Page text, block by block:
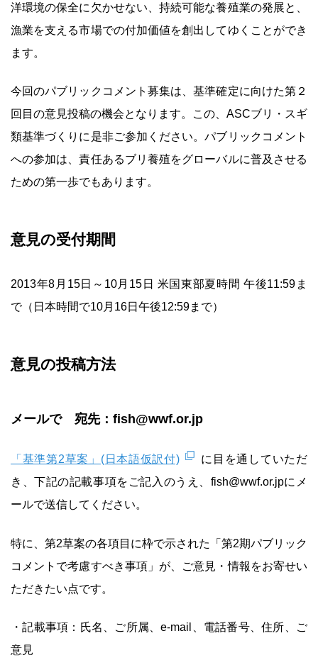
洋環境の保全に欠かせない、持続可能な養殖業の発展と、
漁業を支える市場での付加価値を創出してゆくことができ
ます。
今回のパブリックコメント募集は、基準確定に向けた第２
回目の意見投稿の機会となります。この、ASCブリ・スギ
類基準づくりに是非ご参加ください。パブリックコメント
への参加は、責任あるブリ養殖をグローバルに普及させる
ための第一歩でもあります。
意見の受付期間
2013年8月15日～10月15日 米国東部夏時間 午後11:59ま
で（日本時間で10月16日午後12:59まで）
意見の投稿方法
メールで 宛先：fish@wwf.or.jp
「基準第2草案」(日本語仮訳付)
に目を通していただ
き、下記の記載事項をご記入のうえ、fish@wwf.or.jpにメ
ールで送信してください。
特に、第2草案の各項目に枠で示された「第2期パブリック
コメントで考慮すべき事項」が、ご意見・情報をお寄せい
ただきたい点です。
・記載事項：氏名、ご所属、e-mail、電話番号、住所、ご
意見